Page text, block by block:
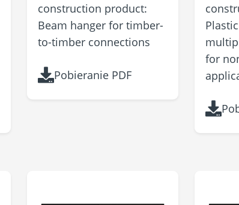
construction product:
Beam hanger for timber-
to-timber connections
Pobieranie PDF
for